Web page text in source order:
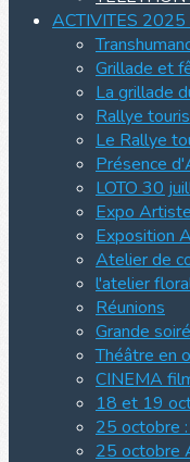
ACTIVITES 2025
Grillade et
La grillade
Rallye
Le Rallye
Présence
LOTO 30
Expo
Exposition
Atelier de
l'atelier
Réunions
Grande
Théâtre en
CINEMA
18 et 19
25 octobre :
25 octobre